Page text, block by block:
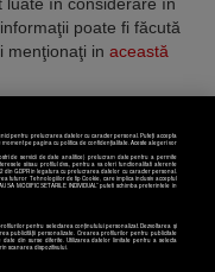
poate fi făcută
menţionaţi in această
Cookies Contact
S.A.
pentru prelucrarea datelor cu caracter personal. Puteți accepta
pe pagina cu politica de confidențialitate. Aceste alegeri vor
de servicii de date analitice) prelucram date pentru a permite
si/sau profilul dvs., pentru a va oferi functionalitati aferente
din GDPR in legatura cu prelucrarea datelor cu caracter personal.
tuturor Tehnologiilor de tip Cookie, care implica inclusiv acceptul
MODIFIC SETARILE INDIVIDUAL” puteti schimba preferintele in
pentru selectarea conținutului personalizat. Dezvoltarea și
publicității personalizate. Crearea profilurilor pentru publicitate
din surse diferite. Utilizarea datelor limitate pentru a selecta
scanarea dispozitivului.